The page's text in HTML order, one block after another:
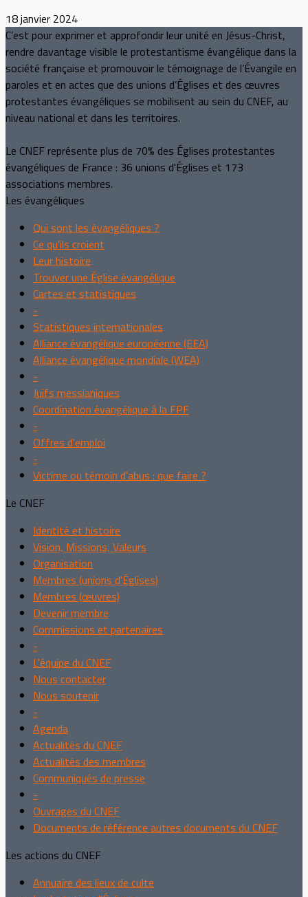
18 janvier 2024
C’est pour exprimer et approfondir leur unité en Jésus-Christ,
rendre davantage visible le protestantisme évangélique dans la
société française et promouvoir le témoignage de l’Évangile en
paroles et en actes que des unions d’Églises et des œuvres
protestantes évangéliques se mobilisent au sein du CNEF, au
niveau national et dans les territoires.
Le CNEF représente plus de 70% des Églises protestantes
évangéliques de France : 36 unions d'Églises et 173
associations membres.
Les évangéliques
Qui sont les évangéliques ?
Ce qu'ils croient
Leur histoire
Trouver une Église évangélique
Cartes et statistiques
-
Statistiques internationales
Alliance évangélique européenne (EEA)
Alliance évangélique mondiale (WEA)
-
Juifs messianiques
Coordination évangélique à la FPF
-
Offres d'emploi
-
Victime ou témoin d'abus : que faire ?
Le CNEF
Identité et histoire
Vision, Missions, Valeurs
Organisation
Membres (unions d'Églises)
Membres (œuvres)
Devenir membre
Commissions et partenaires
-
L'équipe du CNEF
Nous contacter
Nous soutenir
-
Agenda
Actualités du CNEF
Actualités des membres
Communiqués de presse
-
Ouvrages du CNEF
Documents de référence autres documents du CNEF
Les actions du CNEF
Annuaire des lieux de culte